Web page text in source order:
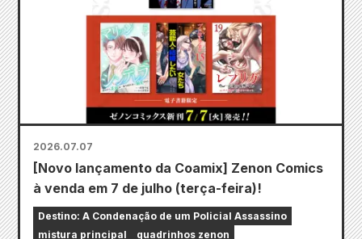
2026.07.07
[Novo lançamento da Coamix] Zenon Comics
à venda em 7 de julho (terça-feira)!
Destino: A Condenação de um Policial Assassino
mistura principal
quadrinhos zenon